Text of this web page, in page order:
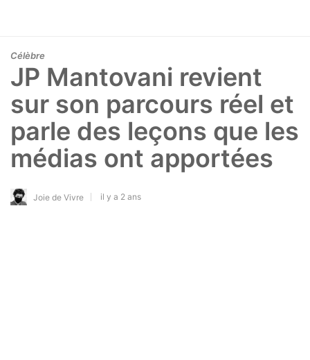
Célèbre
JP Mantovani revient
sur son parcours réel et
parle des leçons que les
médias ont apportées
Joie de Vivre il y a 2 ans